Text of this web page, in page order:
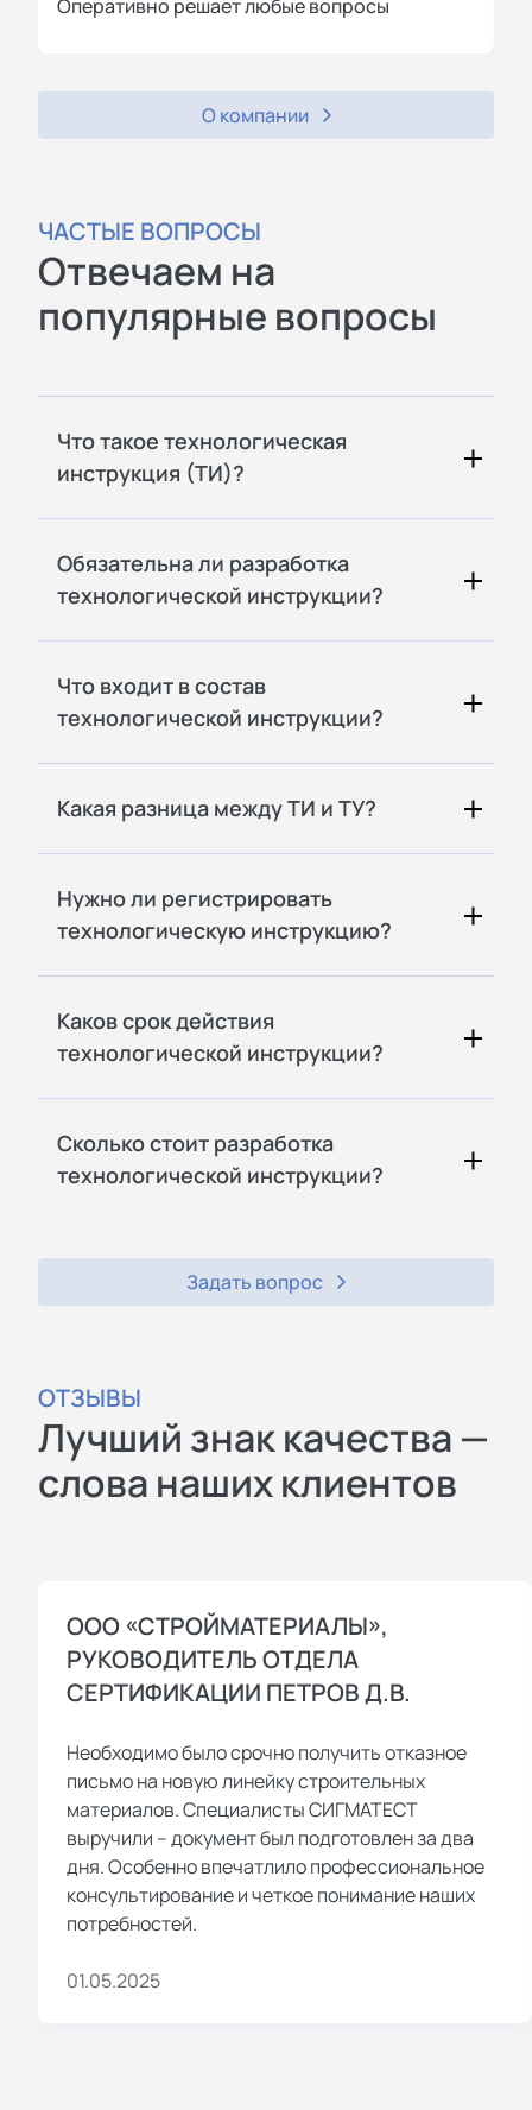
Оперативно решает любые вопросы
О компании
ЧАСТЫЕ ВОПРОСЫ
Отвечаем на
популярные вопросы
Что такое технологическая
инструкция (ТИ)?
Обязательна ли разработка
технологической инструкции?
Что входит в состав
технологической инструкции?
Какая разница между ТИ и ТУ?
Нужно ли регистрировать
технологическую инструкцию?
Каков срок действия
технологической инструкции?
Сколько стоит разработка
технологической инструкции?
Задать вопрос
ОТЗЫВЫ
Лучший знак качества —
слова наших клиентов
ООО «СТРОЙМАТЕРИАЛЫ»,
РУКОВОДИТЕЛЬ ОТДЕЛА
СЕРТИФИКАЦИИ ПЕТРОВ Д.В.
Необходимо было срочно получить отказное
письмо на новую линейку строительных
материалов. Специалисты СИГМАТЕСТ
выручили – документ был подготовлен за два
дня. Особенно впечатлило профессиональное
консультирование и четкое понимание наших
потребностей.
01.05.2025